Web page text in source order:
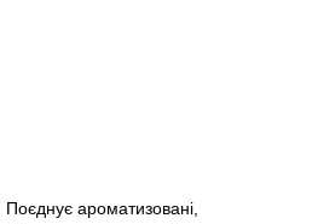
ароматизовані,